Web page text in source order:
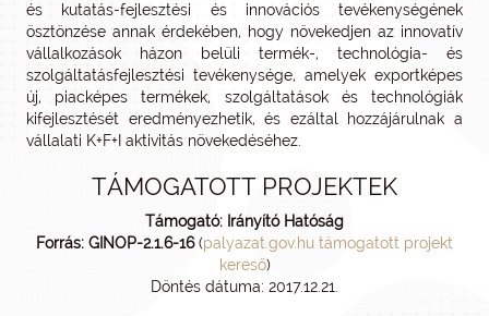
és kutatás-fejlesztési és innovációs tevékenységének
ösztönzése annak érdekében, hogy növekedjen az innovatív
vállalkozások házon belüli termék-, technológia- és
szolgáltatásfejlesztési tevékenysége, amelyek exportképes
új, piacképes termékek, szolgáltatások és technológiák
kifejlesztését eredményezhetik, és ezáltal hozzájárulnak a
vállalati K+F+I aktivitás növekedéséhez.
TÁMOGATOTT PROJEKTEK
Támogató: Irányító Hatóság
Forrás: GINOP-2.1.6-16(palyazat.gov.hu támogatott projekt
kereső)
Döntés dátuma: 2017.12.21.